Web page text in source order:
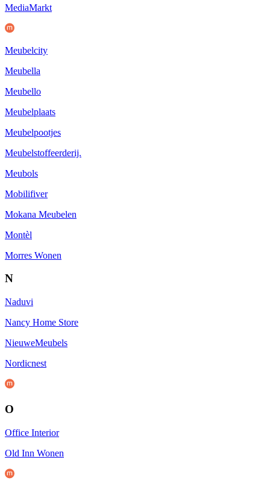
MediaMarkt
Meubelcity
Meubella
Meubello
Meubelplaats
Meubelpootjes
Meubelstoffeerderij.
Meubols
Mobilifiver
Mokana Meubelen
Montèl
Morres Wonen
N
Naduvi
Nancy Home Store
NieuweMeubels
Nordicnest
O
Office Interior
Old Inn Wonen